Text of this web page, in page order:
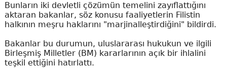
Bunların iki devletli çözümün temelini zayıflattığını
aktaran bakanlar, söz konusu faaliyetlerin Filistin
halkının meşru haklarını "marjinalleştirdiğini" bildirdi.
Bakanlar bu durumun, uluslararası hukukun ve ilgili
Birleşmiş Milletler (BM) kararlarının açık bir ihlalini
teşkil ettiğini hatırlattı.